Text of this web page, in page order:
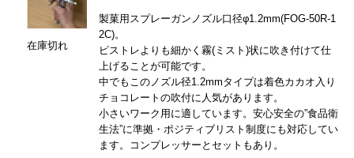
在庫切れ
製菓用スプレーガンノズル口径φ1.2mm(FOG-50R-1
2C)。
ピストレよりも細かく霧(ミスト)状に吹き付けて仕
上げることが可能です。
中でもこのノズル径1.2mmタイプは着色カカオ入り
チョコレートの吹付に人気があります。
小さいワーク用に適しています。安心安全の”食品衛
生法”に準拠・ポジティブリスト制度にも対応してい
ます。コンプレッサーとセットもあり。